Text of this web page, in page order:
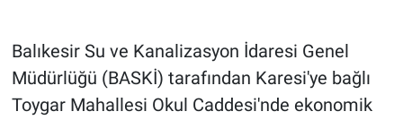
Balıkesir Su ve Kanalizasyon İdaresi Genel
Müdürlüğü (BASKİ) tarafından Karesi'ye bağlı
Toygar Mahallesi Okul Caddesi'nde ekonomik